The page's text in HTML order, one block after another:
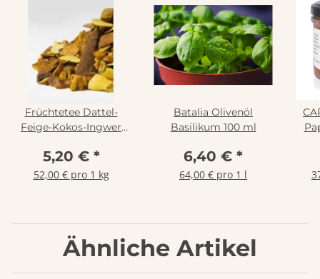
Früchtetee Dattel-
Feige-Kokos-Ingwer
5,20 € *
52,00 € pro 1 kg
Batalia Olivenöl
Basilikum 100 ml
6,40 € *
64,00 € pro 1 l
Ähnliche Artikel